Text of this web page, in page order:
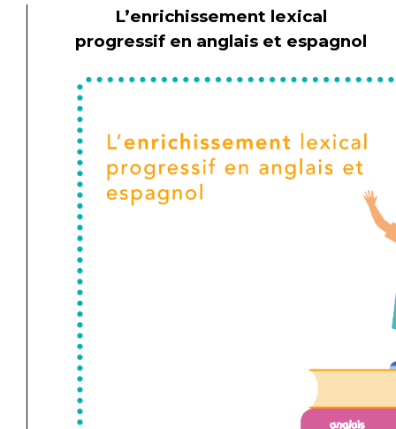
L’enrichissement lexical
progressif en anglais et espagnol